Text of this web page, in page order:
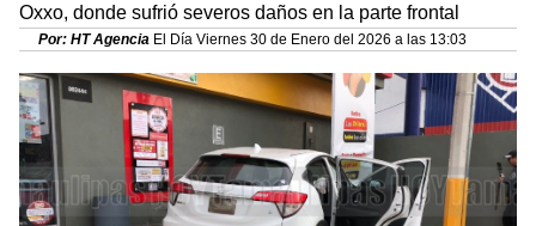
Oxxo, donde sufrió severos daños en la parte frontal
Por: HT Agencia El Día Viernes 30 de Enero del 2026 a las 13:03